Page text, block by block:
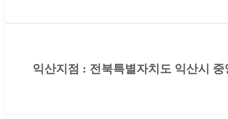
익산지점 : 전북특별자치도 익산시